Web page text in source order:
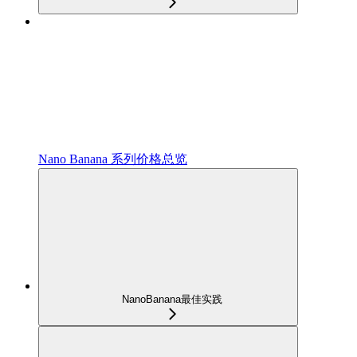
Nano Banana 系列价格总览
NanoBanana最佳实践